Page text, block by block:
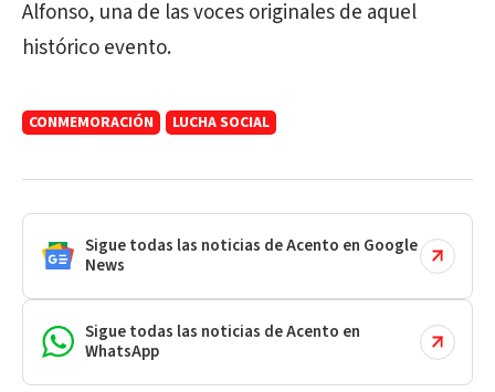
Alfonso, una de las voces originales de aquel
histórico evento.
CONMEMORACIÓN LUCHA SOCIAL
Sigue todas las noticias de Acento en Google
News
Sigue todas las noticias de Acento en
WhatsApp